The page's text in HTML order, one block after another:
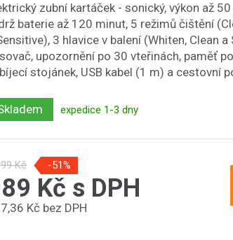
zubní kartáček - sonický, výkon až
baterie až 120 minut, 5 režimů čištění
3 hlavice v balení (Whiten, Clean
upozornění po 30 vteřinách, paměť
stojánek, USB kabel (1 m) a cestovní
expedice 1-3 dny
Kč -51%
Kč s DPH
Kč bez DPH